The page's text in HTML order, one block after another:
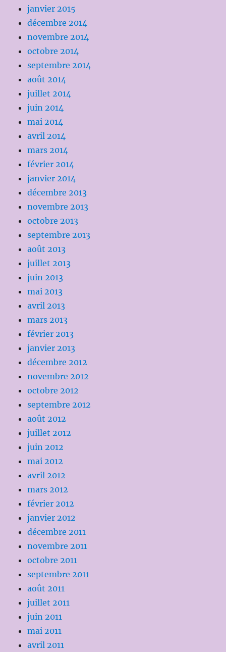
janvier 2015
décembre 2014
novembre 2014
octobre 2014
septembre 2014
août 2014
juillet 2014
juin 2014
mai 2014
avril 2014
mars 2014
février 2014
janvier 2014
décembre 2013
novembre 2013
octobre 2013
septembre 2013
août 2013
juillet 2013
juin 2013
mai 2013
avril 2013
mars 2013
février 2013
janvier 2013
décembre 2012
novembre 2012
octobre 2012
septembre 2012
août 2012
juillet 2012
juin 2012
mai 2012
avril 2012
mars 2012
février 2012
janvier 2012
décembre 2011
novembre 2011
octobre 2011
septembre 2011
août 2011
juillet 2011
juin 2011
mai 2011
avril 2011